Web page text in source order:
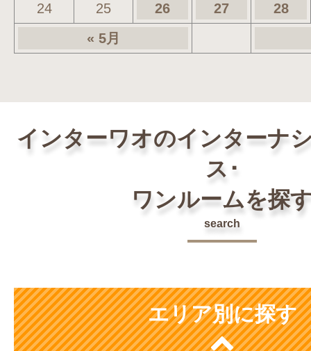
« 5月
24
25 26 27 28
インターワオのインターナ
ス･
ワンルームを探
search
エリア別に探す